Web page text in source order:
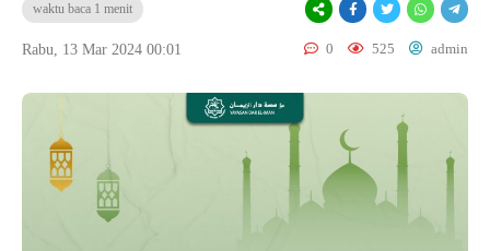
waktu baca 1 menit
Rabu, 13 Mar 2024 00:01 0 525 admin